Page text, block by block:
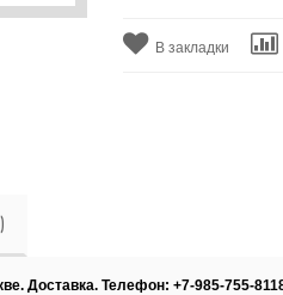
В закладки
Доставка. Телефон: +7-985-755-